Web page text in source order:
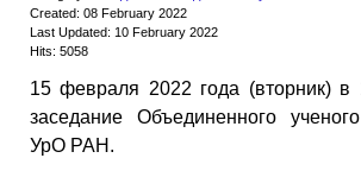
Created: 08 February 2022
Last Updated: 10 February 2022
Hits: 5058
15 февраля 2022 года (вторник) в
заседание Объединенного
УрО РАН.